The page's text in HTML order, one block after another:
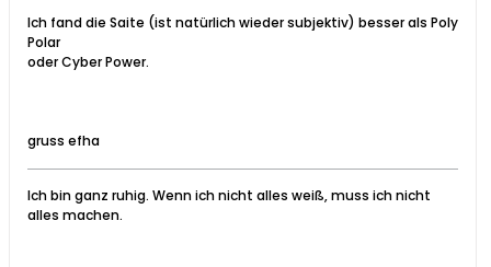
Ich fand die Saite (ist natürlich wieder subjektiv) besser als Poly
Polar
oder Cyber Power.
gruss efha
Ich bin ganz ruhig. Wenn ich nicht alles weiß, muss ich nicht
alles machen.